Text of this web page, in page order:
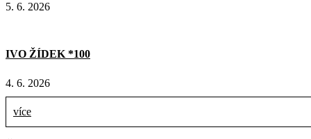
5. 6. 2026
IVO ŽÍDEK *100
4. 6. 2026
více